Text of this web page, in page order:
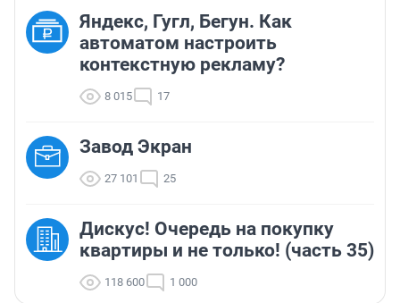
Яндекс, Гугл, Бегун. Как
автоматом настроить
контекстную рекламу?
8 015 17
Завод Экран
27 101 25
Дискус! Очередь на покупку
квартиры и не только! (часть 35)
118 600 1 000